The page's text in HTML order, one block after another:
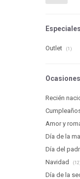
Especiales
Outlet (1)
Ocasiones
Recién
Amor y
Día de la
Día del
Navidad
Día de la